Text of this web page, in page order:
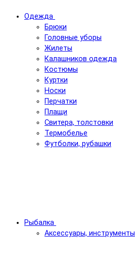
Одежда
Брюки
Головные уборы
Жилеты
Калашников одежда
Костюмы
Куртки
Носки
Перчатки
Плащи
Свитера, толстовки
Термобелье
Футболки, рубашки
Рыбалка
Аксессуары, инструменты